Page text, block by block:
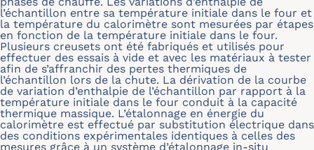
l’échantillon entre sa température initiale dans le four et
la température du calorimètre sont mesurées par étapes
en fonction de la température initiale dans le four.
Plusieurs creusets ont été fabriqués et utilisés pour
effectuer des essais à vide et avec les matériaux à tester
afin de s’affranchir des pertes thermiques de
l’échantillon lors de la chute. La dérivation de la courbe
de variation d’enthalpie de l’échantillon par rapport à la
température initiale dans le four conduit à la capacité
thermique massique. L’étalonnage en énergie du
calorimètre est effectué par substitution électrique dans
des conditions expérimentales identiques à celles des
mesures grâce à un système d’étalonnage in-situ